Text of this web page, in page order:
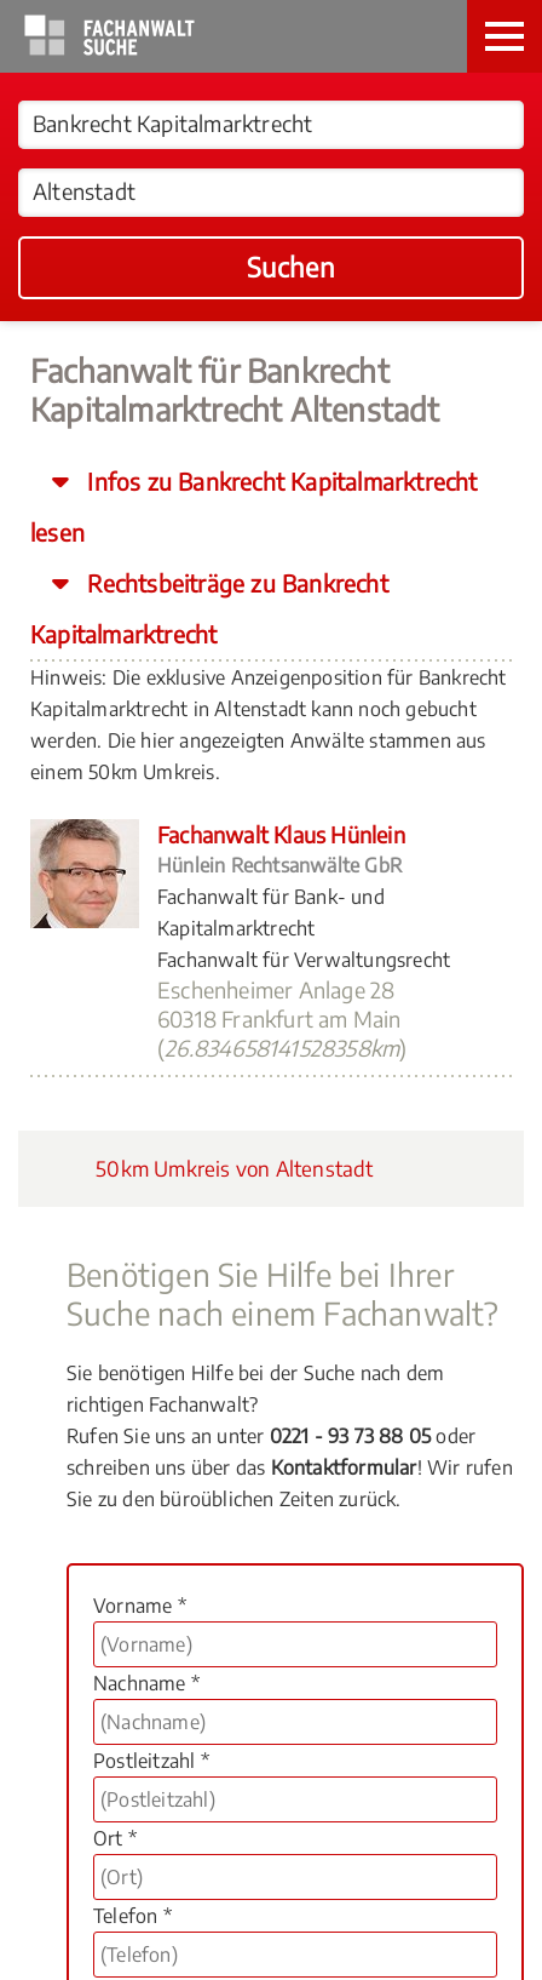
Suchen
Fachanwalt für Bankrecht
Kapitalmarktrecht Altenstadt
Infos zu Bankrecht Kapitalmarktrecht
lesen
Rechtsbeiträge zu Bankrecht
Kapitalmarktrecht
Hinweis: Die exklusive Anzeigenposition für Bankrecht
Kapitalmarktrecht in Altenstadt kann noch gebucht
werden. Die hier angezeigten Anwälte stammen aus
einem 50km Umkreis.
Fachanwalt Klaus Hünlein
Hünlein Rechtsanwälte GbR
Fachanwalt für Bank- und
Kapitalmarktrecht
Fachanwalt für Verwaltungsrecht
Eschenheimer Anlage 28
60318 Frankfurt am Main
(26.834658141528358km)
50km Umkreis von Altenstadt
Benötigen Sie Hilfe bei Ihrer
Suche nach einem Fachanwalt?
Sie benötigen Hilfe bei der Suche nach dem
richtigen Fachanwalt?
Rufen Sie uns an unter 0221 - 93 73 88 05oder
schreiben uns über das Kontaktformular! Wir rufen
Sie zu den büroüblichen Zeiten zurück.
Vorname *
Nachname *
Postleitzahl *
Ort *
Telefon *